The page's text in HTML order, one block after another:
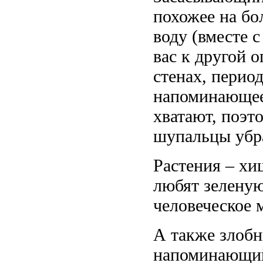
похожее на
воду (вместе
вас к другой
стенах,
хватают,
шупальцы
Растения –
любят
человеческое
А также